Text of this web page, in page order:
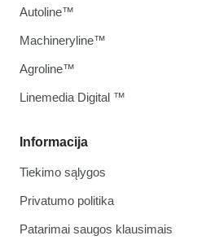
Informacija
Tiekimo sąlygos
Privatumo politika
Patarimai saugos klausimais
Autoline™
Machineryline™
Agroline™
Linemedia Digital ™